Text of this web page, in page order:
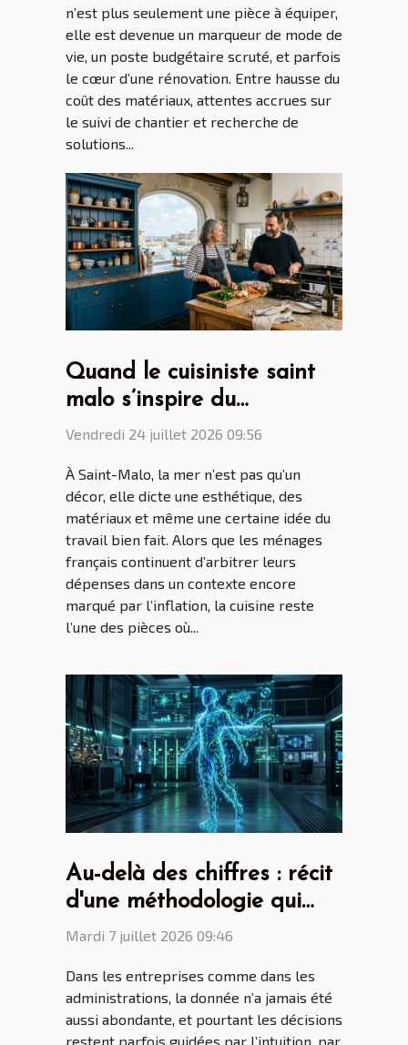
n’est plus seulement une pièce à équiper,
elle est devenue un marqueur de mode de
vie, un poste budgétaire scruté, et parfois
le cœur d’une rénovation. Entre hausse du
coût des matériaux, attentes accrues sur
le suivi de chantier et recherche de
solutions...
Quand le cuisiniste saint
malo s’inspire du
patrimoine maritime
Vendredi 24 juillet 2026 09:56
À Saint-Malo, la mer n’est pas qu’un
décor, elle dicte une esthétique, des
matériaux et même une certaine idée du
travail bien fait. Alors que les ménages
français continuent d’arbitrer leurs
dépenses dans un contexte encore
marqué par l’inflation, la cuisine reste
l’une des pièces où...
Au-delà des chiffres : récit
d'une méthodologie qui
surprend
Mardi 7 juillet 2026 09:46
Dans les entreprises comme dans les
administrations, la donnée n’a jamais été
aussi abondante, et pourtant les décisions
restent parfois guidées par l’intuition, par